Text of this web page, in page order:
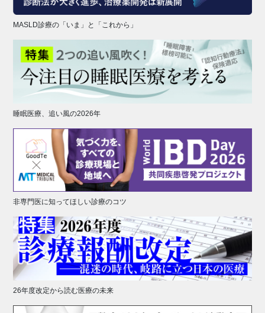
MASLD診療の「いま」と「これから」
睡眠医療、追い風の2026年
非専門医に知ってほしい診療のコツ
26年度改定から読む医療の未来